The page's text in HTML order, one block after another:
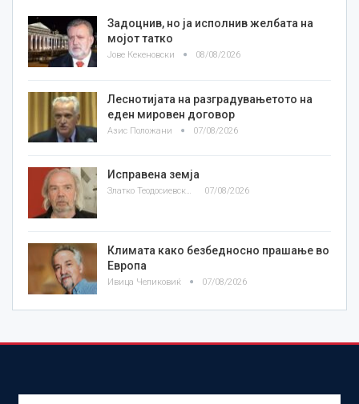
Задоцнив, но ја исполнив желбата на
мојот татко
Јове Кекеновски 08/08/2026
Леснотијата на разградувањетото на
еден мировен договор
Азис Положани 07/08/2026
Исправена земја
Златко Теодосиевски 07/08/2026
Климата како безбедносно прашање во
Европа
Ивица Челиковиќ 07/08/2026